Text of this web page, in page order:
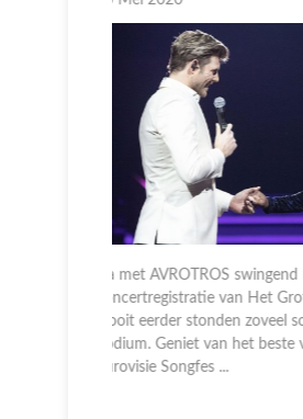
Hoe is het Nederland
Dong' eindelijk weer het
winnen in 2019? En dat
tot voorbeeld strekt, terwijl
niet eens h ...